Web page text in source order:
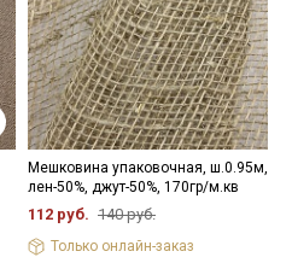
Мешковина упаковочная, ш.0.95м,
лен-50%, джут-50%, 170гр/м.кв
112 руб. 140 руб.
Только онлайн-заказ